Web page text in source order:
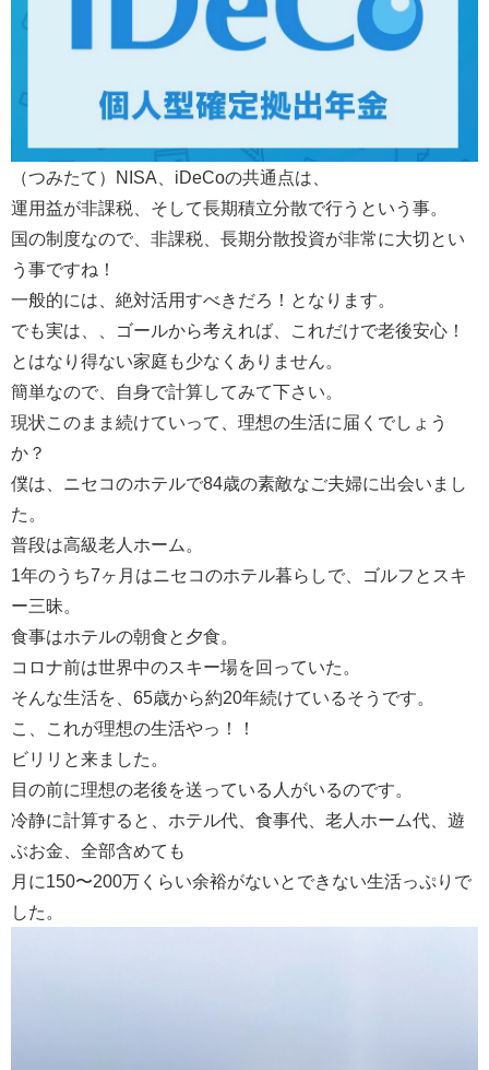
（つみたて）NISA、iDeCoの共通点は、
運用益が非課税、そして長期積立分散で行うという事。
国の制度なので、非課税、長期分散投資が非常に大切とい
う事ですね！
一般的には、絶対活用すべきだろ！となります。
でも実は、、ゴールから考えれば、これだけで老後安心！
とはなり得ない家庭も少なくありません。
簡単なので、自身で計算してみて下さい。
現状このまま続けていって、理想の生活に届くでしょう
か？
僕は、ニセコのホテルで84歳の素敵なご夫婦に出会いまし
た。
普段は高級老人ホーム。
1年のうち7ヶ月はニセコのホテル暮らしで、ゴルフとスキ
ー三昧。
食事はホテルの朝食と夕食。
コロナ前は世界中のスキー場を回っていた。
そんな生活を、65歳から約20年続けているそうです。
こ、これが理想の生活やっ！！
ビリリと来ました。
目の前に理想の老後を送っている人がいるのです。
冷静に計算すると、ホテル代、食事代、老人ホーム代、遊
ぶお金、全部含めても
月に150〜200万くらい余裕がないとできない生活っぷりで
した。